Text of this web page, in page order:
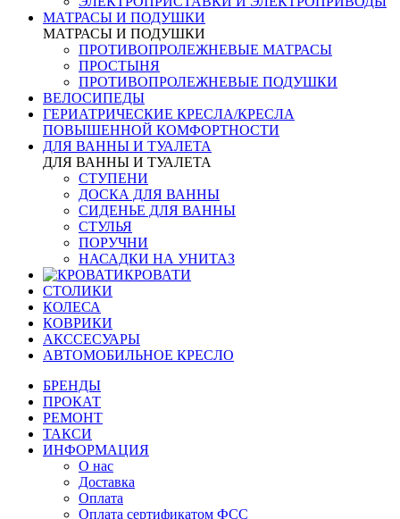
МАТРАСЫ И ПОДУШКИ
МАТРАСЫ И ПОДУШКИ
ПРОТИВОПРОЛЕЖНЕВЫЕ МАТРАСЫ
ПРОСТЫНЯ
ПРОТИВОПРОЛЕЖНЕВЫЕ ПОДУШКИ
ВЕЛОСИПЕДЫ
ГЕРИАТРИЧЕСКИЕ КРЕСЛА/КРЕСЛА
ПОВЫШЕННОЙ КОМФОРТНОСТИ
ДЛЯ ВАННЫ И ТУАЛЕТА
ДЛЯ ВАННЫ И ТУАЛЕТА
СТУПЕНИ
ДОСКА ДЛЯ ВАННЫ
СИДЕНЬЕ ДЛЯ ВАННЫ
СТУЛЬЯ
ПОРУЧНИ
НАСАДКИ НА УНИТАЗ
КРОВАТИ
СТОЛИКИ
КОЛЕСА
КОВРИКИ
АКССЕСУАРЫ
АВТОМОБИЛЬНОЕ КРЕСЛО
БРЕНДЫ
ПРОКАТ
РЕМОНТ
ТАКСИ
ИНФОРМАЦИЯ
О нас
Доставка
Оплата
Оплата сертификатом ФСС